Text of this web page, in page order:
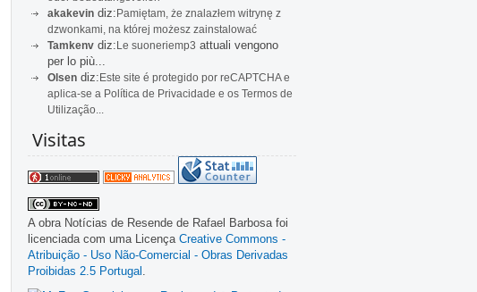
akakevin diz:Pamiętam, że znalazłem witrynę z
dzwonkami, na której możesz zainstalować
Tamkenv diz:Le suoneriemp3 attuali vengono
per lo più...
Olsen diz:Este site é protegido por reCAPTCHA e
aplica-se a Política de Privacidade e os Termos de
Utilização...
Visitas
A obra Notícias de Resende de Rafael Barbosa foi
licenciada com uma Licença Creative Commons -
Atribuição - Uso Não-Comercial - Obras Derivadas
Proibidas 2.5 Portugal